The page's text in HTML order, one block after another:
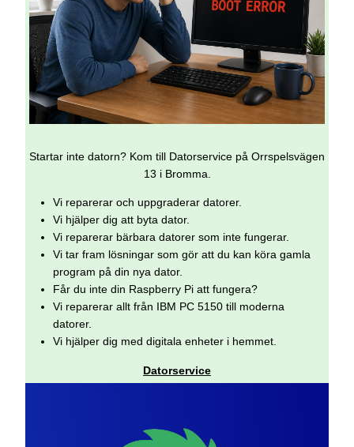
Startar inte datorn? Kom till Datorservice på Orrspelsvägen
13 i Bromma.
Vi reparerar och uppgraderar datorer.
Vi hjälper dig att byta dator.
Vi reparerar bärbara datorer som inte fungerar.
Vi tar fram lösningar som gör att du kan köra gamla
program på din nya dator.
Får du inte din Raspberry Pi att fungera?
Vi reparerar allt från IBM PC 5150 till moderna
datorer.
Vi hjälper dig med digitala enheter i hemmet.
Datorservice